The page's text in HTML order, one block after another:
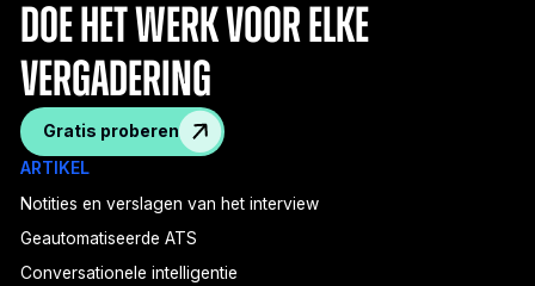
doe het werk voor elke
vergadering
Gratis proberen
ARTIKEL
Notities en verslagen van het interview
Geautomatiseerde ATS
Conversationele intelligentie